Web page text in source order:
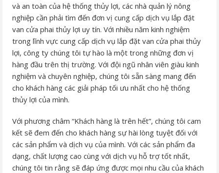
và an toàn của hệ thống thủy lợi, các nhà quản lý nông
nghiệp cần phải tìm đến đơn vị cung cấp dịch vụ lắp đặt
van cửa phai thủy lợi uy tín. Với nhiều năm kinh nghiệm
trong lĩnh vực cung cấp dịch vụ lắp đặt van cửa phai thủy
lợi, công ty chúng tôi tự hào là một trong những đơn vị
hàng đầu trên thị trường. Với đội ngũ nhân viên giàu kinh
nghiệm và chuyên nghiệp, chúng tôi sẵn sàng mang đến
cho khách hàng các giải pháp tối ưu nhất cho hệ thống
thủy lợi của mình.
Với phương châm “Khách hàng là trên hết”, chúng tôi cam
kết sẽ đem đến cho khách hàng sự hài lòng tuyệt đối với
các sản phẩm và dịch vụ của mình. Với các sản phẩm đa
dạng, chất lượng cao cùng với dịch vụ hỗ trợ tốt nhất,
chúng tôi tin rằng sẽ đáp ứng được mọi nhu cầu của khách